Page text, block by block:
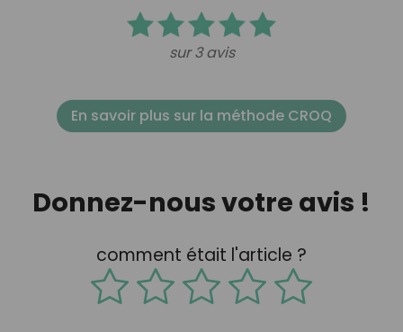
sur 3 avis
En savoir plus sur la méthode CROQ
Donnez-nous votre avis !
comment était l'article ?